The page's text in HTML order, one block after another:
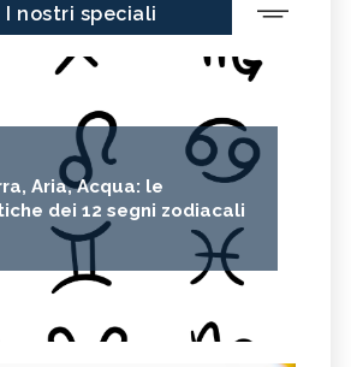
E
CELESTINA: TUTTE LE PROPRIETÀ E
BENEFICI
E
BERILLO: TUTTE LE PROPRIETÀ E
E
AMAZZONITE: TUTTE LE PROPRIETÀ E
BENEFICI
E
RIFLESSOLOGIA PALMARE: TECNICA,
BENEFICI E CONTROINDICAZIONI
MASSAGGIO ZONALE: TECNICA,
BENEFICI E CONTROINDICAZIONI
MASSAGGIO METAMORFICO:
TECNICA, BENEFICI E
LOMI:
MASSAGGIO DIGITOPRESSIONE:
I nostri speciali
Aria, Acqua: le
dei 12 segni zodiacali